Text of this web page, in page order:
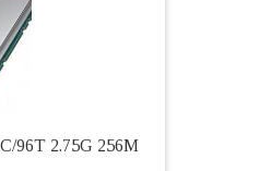
96T 2.75G 256M